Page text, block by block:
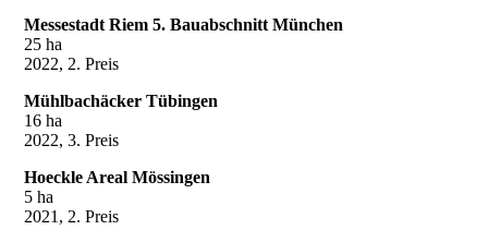
Messestadt Riem 5. Bauabschnitt München
25 ha
2022, 2. Preis
Mühlbachäcker Tübingen
16 ha
2022, 3. Preis
Hoeckle Areal Mössingen
5 ha
2021, 2. Preis